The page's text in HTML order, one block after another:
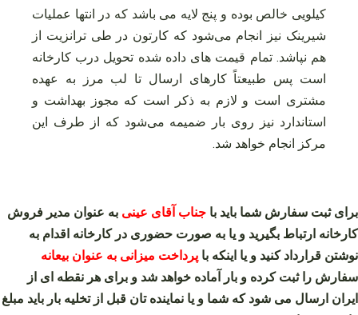
کیلویی خالص بوده و پنج لایه می باشد که در انتها عملیات
شیرینک نیز انجام می‌شود که کارتون در طی ترانزیت از
هم نپاشد. تمام قیمت های داده شده تحویل درب کارخانه
است پس طبیعتاً کارهای ارسال تا لب مرز به عهده
مشتری است و لازم به ذکر است که مجوز بهداشت و
استاندارد نیز روی بار ضمیمه می‌شود که از طرف این
مرکز انجام خواهد شد.
برای ثبت سفارش شما باید با جناب آقای عینی به عنوان مدیر فروش
کارخانه ارتباط بگیرید و یا به صورت حضوری در کارخانه اقدام به
نوشتن قرارداد کنید و یا اینکه با پرداخت میزانی به عنوان بیعانه
سفارش را ثبت کرده و بار آماده خواهد شد و برای هر نقطه ای از
ایران ارسال می شود که شما و یا نماینده تان قبل از تخلیه بار باید مبلغ